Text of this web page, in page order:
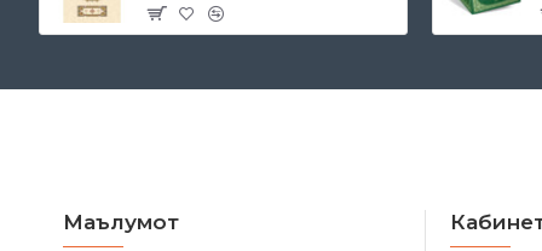
Маълумот